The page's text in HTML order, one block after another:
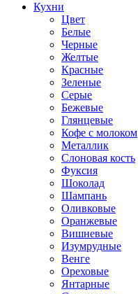
Кухни
Цвет
Белые
Черные
Желтые
Красные
Зеленые
Серые
Бежевые
Глянцевые
Кофе с молоком
Металлик
Слоновая кость
Фуксия
Шоколад
Шампань
Оливковые
Оранжевые
Вишневые
Изумрудные
Венге
Ореховые
Янтарные